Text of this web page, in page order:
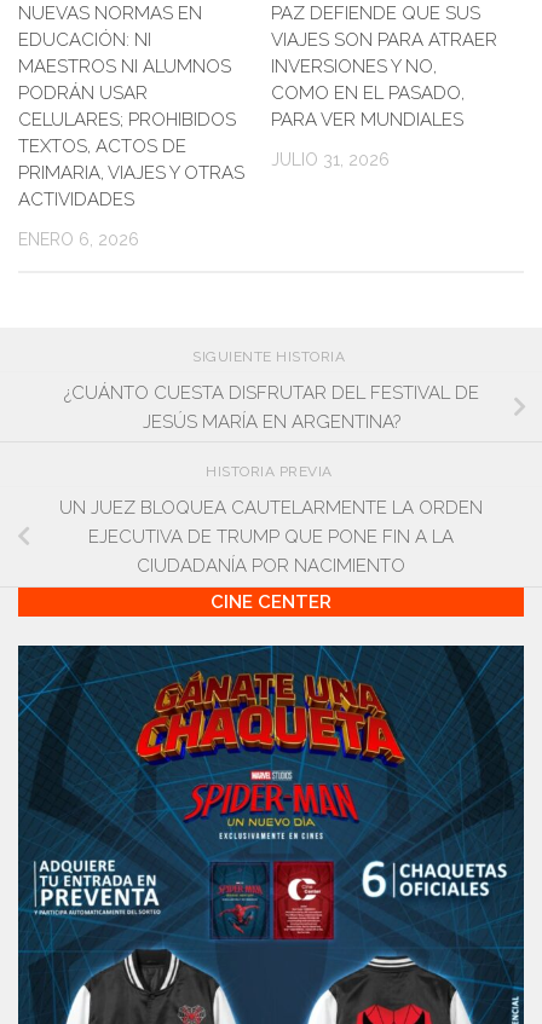
NUEVAS NORMAS EN
EDUCACIÓN: NI
MAESTROS NI ALUMNOS
PODRÁN USAR
CELULARES; PROHIBIDOS
TEXTOS, ACTOS DE
PRIMARIA, VIAJES Y OTRAS
ACTIVIDADES
ENERO 6, 2026
PAZ DEFIENDE QUE SUS
VIAJES SON PARA ATRAER
INVERSIONES Y NO,
COMO EN EL PASADO,
PARA VER MUNDIALES
JULIO 31, 2026
SIGUIENTE HISTORIA
¿CUÁNTO CUESTA DISFRUTAR DEL FESTIVAL DE
JESÚS MARÍA EN ARGENTINA?
HISTORIA PREVIA
UN JUEZ BLOQUEA CAUTELARMENTE LA ORDEN
EJECUTIVA DE TRUMP QUE PONE FIN A LA
CIUDADANÍA POR NACIMIENTO
CINE CENTER